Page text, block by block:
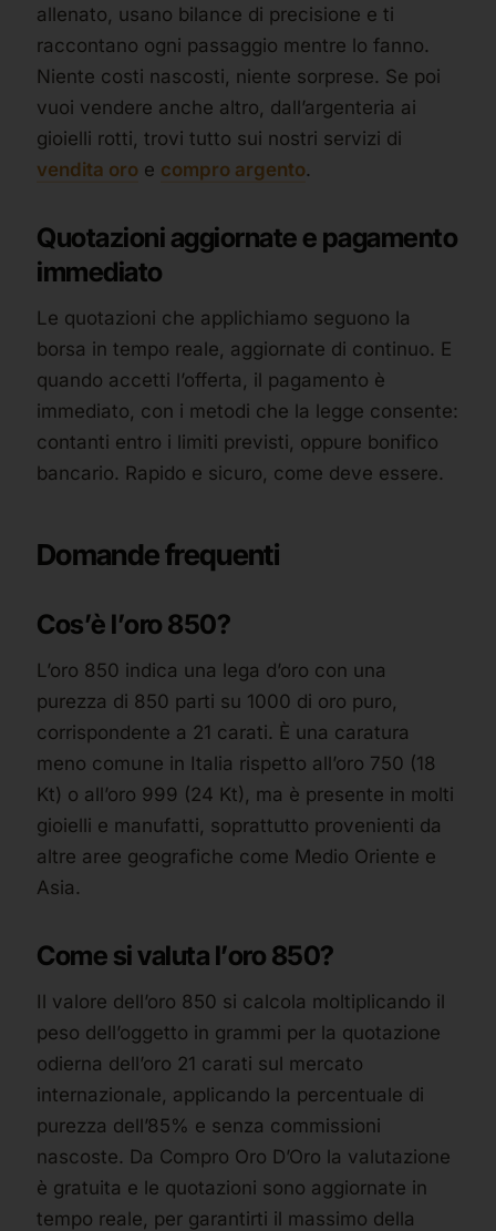
allenato, usano bilance di precisione e ti
raccontano ogni passaggio mentre lo fanno.
Niente costi nascosti, niente sorprese. Se poi
vuoi vendere anche altro, dall’argenteria ai
gioielli rotti, trovi tutto sui nostri servizi di
vendita oro e compro argento.
Quotazioni aggiornate e pagamento
immediato
Le quotazioni che applichiamo seguono la
borsa in tempo reale, aggiornate di continuo. E
quando accetti l’offerta, il pagamento è
immediato, con i metodi che la legge consente:
contanti entro i limiti previsti, oppure bonifico
bancario. Rapido e sicuro, come deve essere.
Domande frequenti
Cos’è l’oro 850?
L’oro 850 indica una lega d’oro con una
purezza di 850 parti su 1000 di oro puro,
corrispondente a 21 carati. È una caratura
meno comune in Italia rispetto all’oro 750 (18
Kt) o all’oro 999 (24 Kt), ma è presente in molti
gioielli e manufatti, soprattutto provenienti da
altre aree geografiche come Medio Oriente e
Asia.
Come si valuta l’oro 850?
Il valore dell’oro 850 si calcola moltiplicando il
peso dell’oggetto in grammi per la quotazione
odierna dell’oro 21 carati sul mercato
internazionale, applicando la percentuale di
purezza dell’85% e senza commissioni
nascoste. Da Compro Oro D’Oro la valutazione
è gratuita e le quotazioni sono aggiornate in
tempo reale, per garantirti il massimo della